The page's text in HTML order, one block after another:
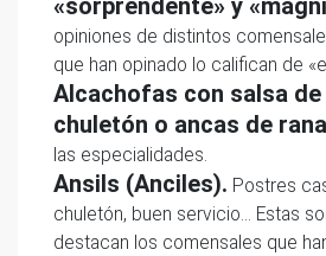
«sorprendente» y
opiniones de distintos
que han opinado lo califican de
Alcachofas con salsa
chuletón o ancas de rana
las especialidades.
Ansils (Anciles). Postres
chuletón, buen servicio… Estas
destacan los comensales que